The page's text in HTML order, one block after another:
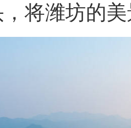
将潍坊的